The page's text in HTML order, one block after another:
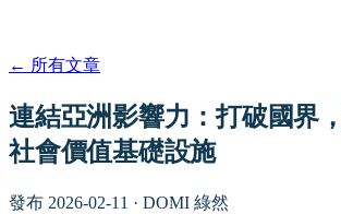
← 所有文章
連結亞洲影響力：打破國界
社會價值基礎設施
發布 2026-02-11 · DOMI 綠然